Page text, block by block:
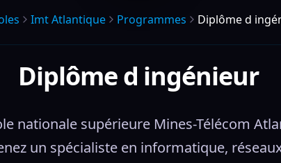
Imt Atlantique Programmes Diplôme d
Diplôme d ingénieur
nationale supérieure Mines-Télécom
un spécialiste en informatique,